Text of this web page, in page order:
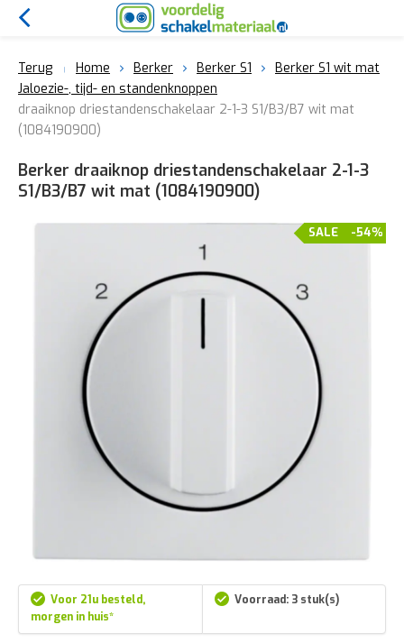
Terug Home Berker Berker S1
Berker S1 wit mat
Jaloezie-, tijd- en standenknoppen
draaiknop driestandenschakelaar 2-1-3 S1/B3/B7 wit mat
(1084190900)
Berker draaiknop driestandenschakelaar 2-1-3
S1/B3/B7 wit mat (1084190900)
-54%
SALE
Voor 21u besteld,
morgen in huis*
Voorraad: 3 stuk(s)